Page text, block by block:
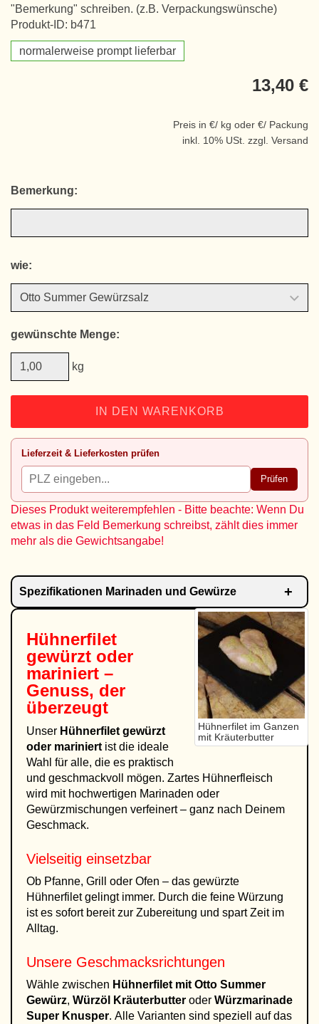
"Bemerkung" schreiben. (z.B. Verpackungswünsche)
Produkt-ID: b471
normalerweise prompt lieferbar
13,40 €
Preis in €/ kg oder €/ Packung
inkl. 10% USt. zzgl. Versand
Bemerkung:
wie:
gewünschte Menge:
kg
IN DEN WARENKORB
Lieferzeit & Lieferkosten prüfen
Prüfen
Dieses Produkt weiterempfehlen - Bitte beachte: Wenn Du
etwas in das Feld Bemerkung schreibst, zählt dies immer
mehr als die Gewichtsangabe!
Spezifikationen Marinaden und Gewürze
Hühnerfilet im Ganzen
mit Kräuterbutter
Hühnerfilet
gewürzt oder
mariniert –
Genuss, der
überzeugt
Unser Hühnerfilet gewürzt
oder mariniert ist die ideale
Wahl für alle, die es praktisch
und geschmackvoll mögen. Zartes Hühnerfleisch
wird mit hochwertigen Marinaden oder
Gewürzmischungen verfeinert – ganz nach Deinem
Geschmack.
Vielseitig einsetzbar
Ob Pfanne, Grill oder Ofen – das gewürzte
Hühnerfilet gelingt immer. Durch die feine Würzung
ist es sofort bereit zur Zubereitung und spart Zeit im
Alltag.
Unsere Geschmacksrichtungen
Wähle zwischen Hühnerfilet mit Otto Summer
Gewürz, Würzöl Kräuterbutter oder Würzmarinade
Super Knusper. Alle Varianten sind speziell auf das